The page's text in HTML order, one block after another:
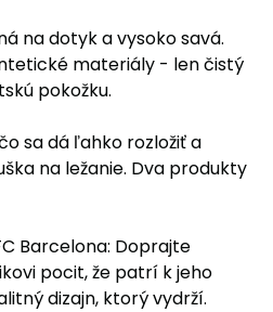
na dotyk a vysoko savá.
materiály - len čistý
pokožku.
sa dá ľahko rozložiť a
na ležanie. Dva produkty
Barcelona: Doprajte
pocit, že patrí k jeho
dizajn, ktorý vydrží.